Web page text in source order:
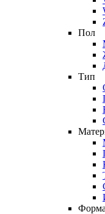
Пол
Тип
Форма